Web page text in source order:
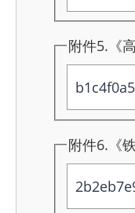
附件5.《
附件6.《